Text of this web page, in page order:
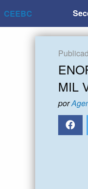
CEEBC
MIL
por